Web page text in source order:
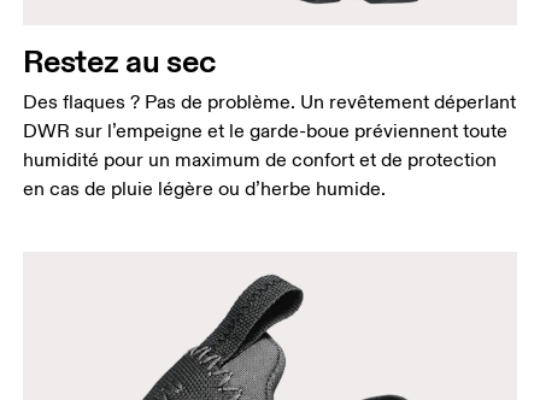
Restez au sec
Des flaques ? Pas de problème. Un revêtement déperlant
DWR sur l’empeigne et le garde-boue préviennent toute
humidité pour un maximum de confort et de protection
en cas de pluie légère ou d’herbe humide.